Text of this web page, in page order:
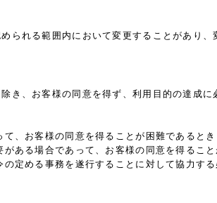
られる範囲内において変更することがあり
き、お客様の同意を得ず、利用目的の達成
、お客様の同意を得ることが困難であるとき
ある場合であって、お客様の同意を得るこ
定める事務を遂行することに対して協力す